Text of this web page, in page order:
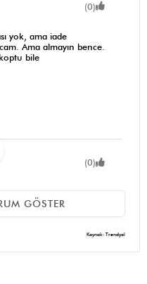
(0)
yok, ama iade
Ama almayın bence.
koptu bile
(0)
,iç astarı yırtıldı ikinci
toz tüy toplayan bir
GÖSTER
Kaynak: Trendyol